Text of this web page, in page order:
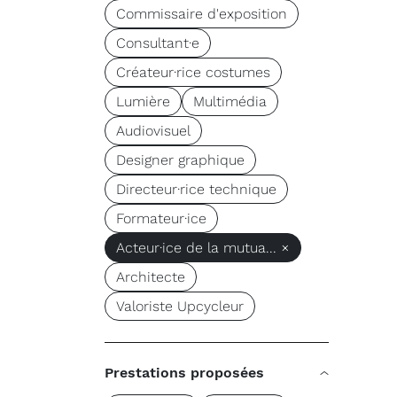
Commissaire d'exposition
Consultant·e
Créateur·rice costumes
Lumière
Multimédia
Audiovisuel
Designer graphique
Directeur·rice technique
Formateur·ice
Acteur·ice de la mutua... ×
Architecte
Valoriste Upcycleur
Prestations proposées